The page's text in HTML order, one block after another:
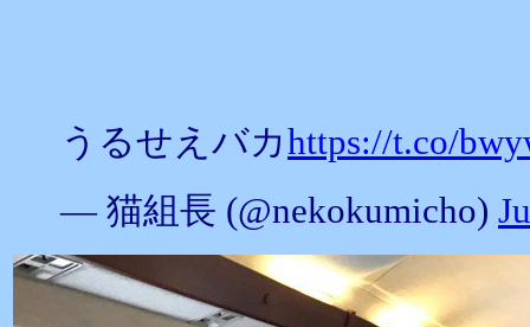
うるせえバカhttps://t.co/
— 猫組長 (@nekokumicho)